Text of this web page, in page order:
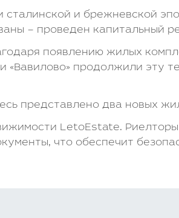
и брежневской
– проведен капитальный
появлению жилых
«Вавилово» продолжили эту
представлено два новых
LetoEstate.
что обеспечит